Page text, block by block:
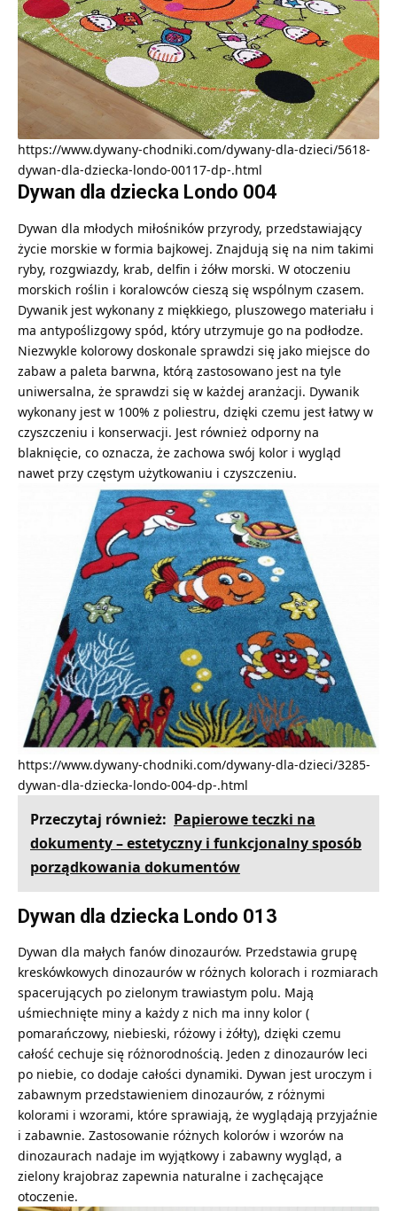
https://www.dywany-chodniki.com/dywany-dla-dzieci/5618-
dywan-dla-dziecka-londo-00117-dp-.html
Dywan dla dziecka Londo 004
Dywan dla młodych miłośników przyrody, przedstawiający
życie morskie w formia bajkowej. Znajdują się na nim takimi
ryby, rozgwiazdy, krab, delfin i żółw morski. W otoczeniu
morskich roślin i koralowców cieszą się wspólnym czasem.
Dywanik jest wykonany z miękkiego, pluszowego materiału i
ma antypoślizgowy spód, który utrzymuje go na podłodze.
Niezwykle kolorowy doskonale sprawdzi się jako miejsce do
zabaw a paleta barwna, którą zastosowano jest na tyle
uniwersalna, że sprawdzi się w każdej aranżacji. Dywanik
wykonany jest w 100% z poliestru, dzięki czemu jest łatwy w
czyszczeniu i konserwacji. Jest również odporny na
blaknięcie, co oznacza, że zachowa swój kolor i wygląd
nawet przy częstym użytkowaniu i czyszczeniu.
https://www.dywany-chodniki.com/dywany-dla-dzieci/3285-
dywan-dla-dziecka-londo-004-dp-.html
Przeczytaj również: Papierowe teczki na
dokumenty – estetyczny i funkcjonalny sposób
porządkowania dokumentów
Dywan dla dziecka Londo 013
Dywan dla małych fanów dinozaurów. Przedstawia grupę
kreskówkowych dinozaurów w różnych kolorach i rozmiarach
spacerujących po zielonym trawiastym polu. Mają
uśmiechnięte miny a każdy z nich ma inny kolor (
pomarańczowy, niebieski, różowy i żółty), dzięki czemu
całość cechuje się różnorodnością. Jeden z dinozaurów leci
po niebie, co dodaje całości dynamiki. Dywan jest uroczym i
zabawnym przedstawieniem dinozaurów, z różnymi
kolorami i wzorami, które sprawiają, że wyglądają przyjaźnie
i zabawnie. Zastosowanie różnych kolorów i wzorów na
dinozaurach nadaje im wyjątkowy i zabawny wygląd, a
zielony krajobraz zapewnia naturalne i zachęcające
otoczenie.